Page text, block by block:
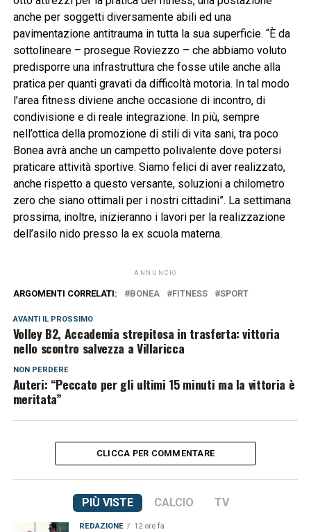
anche per soggetti diversamente abili ed una
pavimentazione antitrauma in tutta la sua superficie. “È da
sottolineare – prosegue Roviezzo – che abbiamo voluto
predisporre una infrastruttura che fosse utile anche alla
pratica per quanti gravati da difficoltà motoria. In tal modo
l’area fitness diviene anche occasione di incontro, di
condivisione e di reale integrazione. In più, sempre
nell’ottica della promozione di stili di vita sani, tra poco
Bonea avrà anche un campetto polivalente dove potersi
praticare attività sportive. Siamo felici di aver realizzato,
anche rispetto a questo versante, soluzioni a chilometro
zero che siano ottimali per i nostri cittadini”. La settimana
prossima, inoltre, inizieranno i lavori per la realizzazione
dell’asilo nido presso la ex scuola materna.
ANNUNCIO
ARGOMENTI CORRELATI: BONEA FITNESS SPORT
AVANTI IL ​​PROSSIMO
Volley B2, Accademia strepitosa in trasferta: vittoria
nello scontro salvezza a Villaricca
NON PERDERE
Auteri: “Peccato per gli ultimi 15 minuti ma la vittoria è
meritata”
CLICCA PER COMMENTARE
PIÙ VISTE CALCIO TV
REDAZIONE 12 ore fa